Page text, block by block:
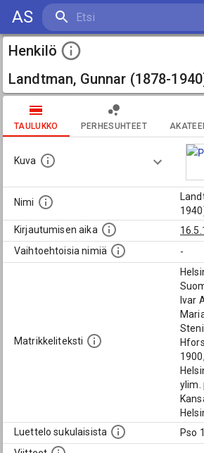
AS
Henkilö
Landtman, Gunnar (1878-
TAULUKKO PERHESUHTEET
Kuva
Nimi
Kirjautumisen aika
Vaihtoehtoisia nimiä
-
Matrikkeliteksti
Ivar
ylim.
Luettelo sukulaisista
Pso